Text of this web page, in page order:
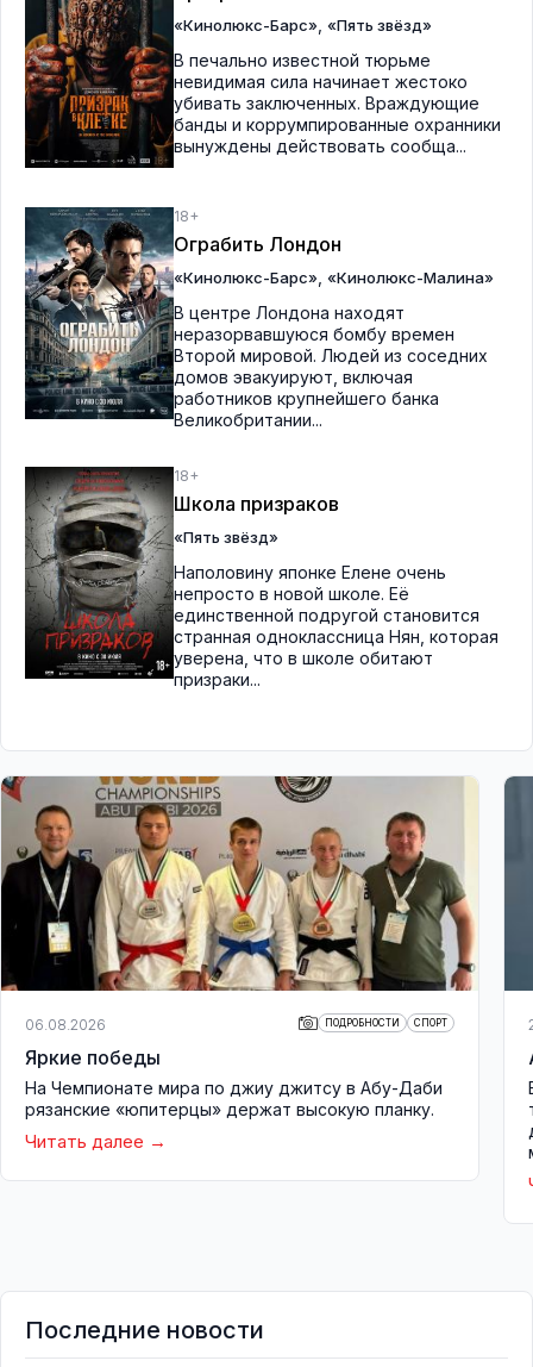
«Кинолюкс-Барс» «Пять звёзд»
В печально известной тюрьме
невидимая сила начинает жестоко
убивать заключенных. Враждующие
банды и коррумпированные охранники
вынуждены действовать сообща...
18+
Ограбить Лондон
«Кинолюкс-Барс» «Кинолюкс-Малина»
В центре Лондона находят
неразорвавшуюся бомбу времен
Второй мировой. Людей из соседних
домов эвакуируют, включая
работников крупнейшего банка
Великобритании...
18+
Школа призраков
«Пять звёзд»
Наполовину японке Елене очень
непросто в новой школе. Её
единственной подругой становится
странная одноклассница Нян, которая
уверена, что в школе обитают
призраки...
06.08.2026 ПОДРОБНОСТИ СПОРТ
Яркие победы
На Чемпионате мира по джиу джитсу в Абу-Даби
рязанские «юпитерцы» держат высокую планку.
Читать далее
Последние новости